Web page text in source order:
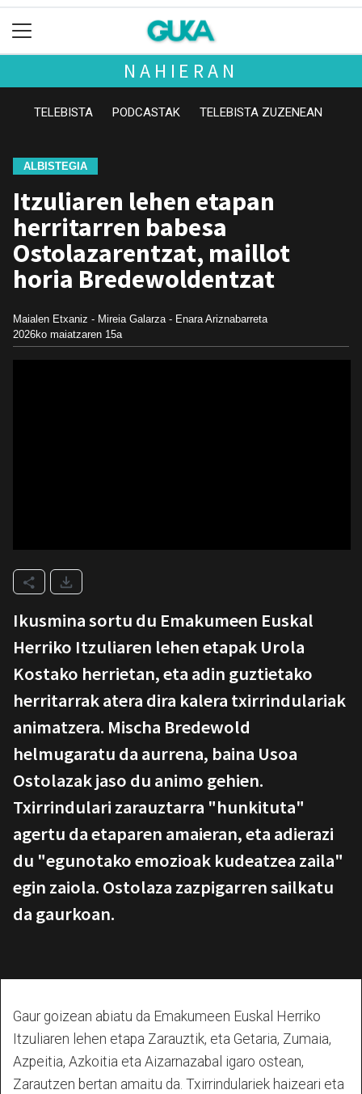
NAHIERAN
TELEBISTA PODCASTAK TELEBISTA ZUZENEAN
ALBISTEGIA
Itzuliaren lehen etapan
herritarren babesa
Ostolazarentzat, maillot
horia Bredewoldentzat
Maialen Etxaniz - Mireia Galarza - Enara Ariznabarreta
2026ko maiatzaren 15a
Ikusmina sortu du Emakumeen Euskal
Herriko Itzuliaren lehen etapak Urola
Kostako herrietan, eta adin guztietako
herritarrak atera dira kalera txirrindulariak
animatzera. Mischa Bredewold
helmugaratu da aurrena, baina Usoa
Ostolazak jaso du animo gehien.
Txirrindulari zarauztarra "hunkituta"
agertu da etaparen amaieran, eta adierazi
du "egunotako emozioak kudeatzea zaila"
egin zaiola. Ostolaza zazpigarren sailkatu
da gaurkoan.
Gaur goizean abiatu da Emakumeen Euskal Herriko
Itzuliaren lehen etapa Zarauztik, eta Getaria, Zumaia,
Azpeitia, Azkoitia eta Aizarnazabal igaro ostean,
Zarautzen bertan amaitu da. Txirrindulariek haizeari eta